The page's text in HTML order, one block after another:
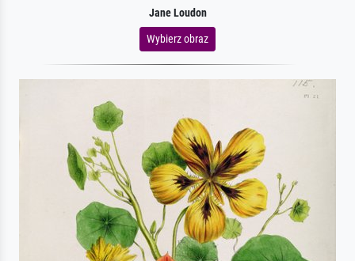
Jane Loudon
Wybierz obraz